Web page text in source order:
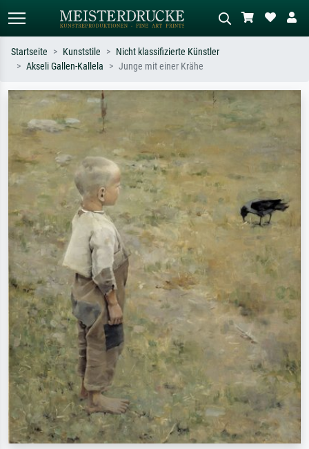
Suchen Sie nach Künstlern, Werktiteln
oder Stilen – z.B. Monet,
Sternennacht, Impressionismus, Welle
Beschreiben Sie die Szene – z.B. Grüne
Wiese, Abstrakt mit viel Rot, Dunkles
Ölgemälde, Stehender Akt neben einem
Startseite Kunststile
Nicht klassifizierte Künstler
Akseli Gallen-Kallela
Junge mit einer Krähe